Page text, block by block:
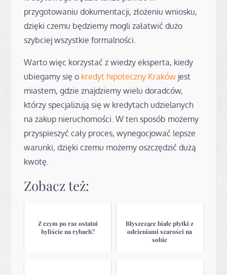
przygotowaniu dokumentacji, złożeniu wniosku,
dzięki czemu będziemy mogli załatwić dużo
szybciej wszystkie formalności.
Warto więc korzystać z wiedzy eksperta, kiedy
ubiegamy się o kredyt hipoteczny Kraków jest
miastem, gdzie znajdziemy wielu doradców,
którzy specjalizują się w kredytach udzielanych
na zakup nieruchomości. W ten sposób możemy
przyspieszyć cały proces, wynegocjować lepsze
warunki, dzięki czemu możemy oszczędzić dużą
kwotę.
Zobacz też:
Z czym po raz ostatni
byliście na rybach?
Błyszczące białe płytki z
odcieniami szarości na
sobie